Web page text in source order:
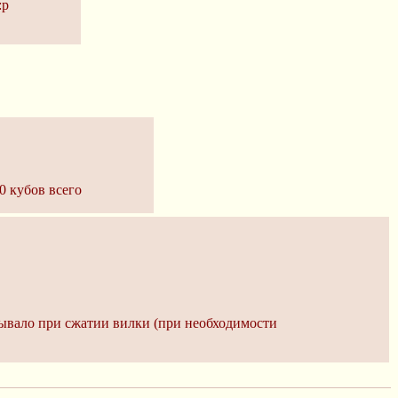
кубов всего
при сжатии вилки (при необходимости